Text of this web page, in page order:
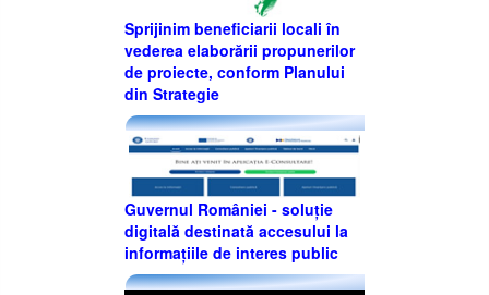
Sprijinim beneficiarii locali în
vederea elaborării propunerilor
de proiecte, conform Planului
din Strategie
Guvernul României - soluție
digitală destinată accesului la
informațiile de interes public